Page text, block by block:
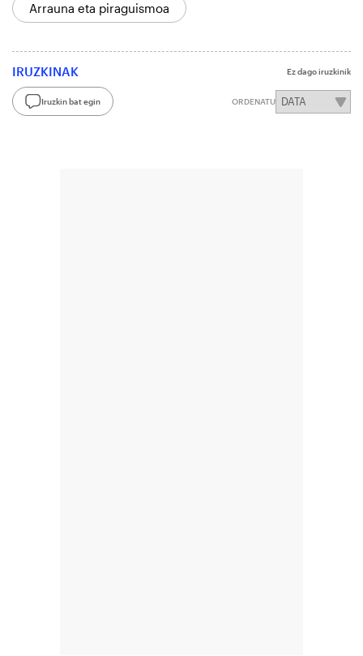
Arrauna eta piraguismoa
IRUZKINAK Ez dago iruzkinik
Iruzkin bat egin ORDENATU